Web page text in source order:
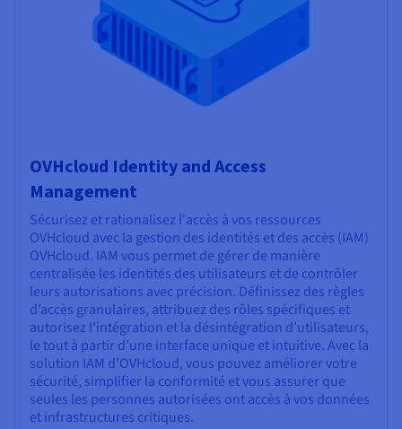
OVHcloud Identity and Access
Management
Sécurisez et rationalisez l'accès à vos ressources
OVHcloud avec la gestion des identités et des accès (IAM)
OVHcloud. IAM vous permet de gérer de manière
centralisée les identités des utilisateurs et de contrôler
leurs autorisations avec précision. Définissez des règles
d’accès granulaires, attribuez des rôles spécifiques et
autorisez l’intégration et la désintégration d’utilisateurs,
le tout à partir d’une interface unique et intuitive. Avec la
solution IAM d’OVHcloud, vous pouvez améliorer votre
sécurité, simplifier la conformité et vous assurer que
seules les personnes autorisées ont accès à vos données
et infrastructures critiques.